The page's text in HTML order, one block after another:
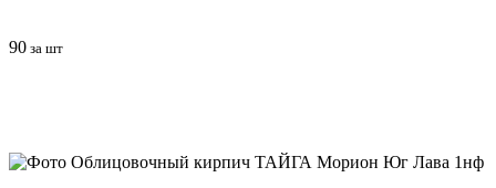
90 за шт